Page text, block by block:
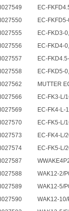
EC-
EC-
EC-FKD3-
EC-FKD4-
EC-
EC-FKD5-
MUTTER
EC-FK3-L/
EC-FK4-L-
EC-FK5-L/
EC-FK4-L/
EC-FK5-L/
WAK12-2/
WAK12-5/
WAK12-10/